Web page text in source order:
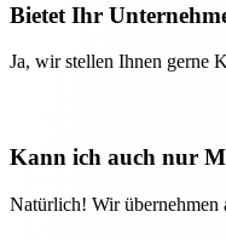
Bietet Ihr
Ja, wir stellen Ihnen gerne
Kann ich auch nur
Natürlich! Wir übernehmen